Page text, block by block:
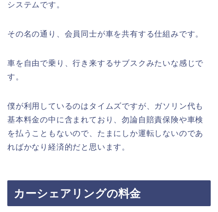
システムです。
その名の通り、会員同士が車を共有する仕組みです。
車を自由で乗り、行き来するサブスクみたいな感じで
す。
僕が利用しているのはタイムズですが、ガソリン代も
基本料金の中に含まれており、勿論自賠責保険や車検
を払うこともないので、たまにしか運転しないのであ
ればかなり経済的だと思います。
カーシェアリングの料金